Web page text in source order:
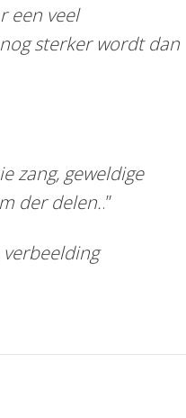
een veel
sterker wordt dan
zang, geweldige
der delen..”